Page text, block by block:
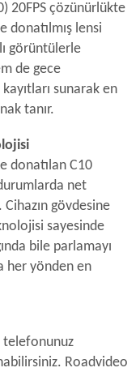
20FPS çözünürlükte
donatılmış lensi
görüntülerle
de gece
sunarak en
tanır.
donatılan C10
net
gövdesine
sayesinde
bile parlamayı
her yönden en
telefonunuz
Roadvideo